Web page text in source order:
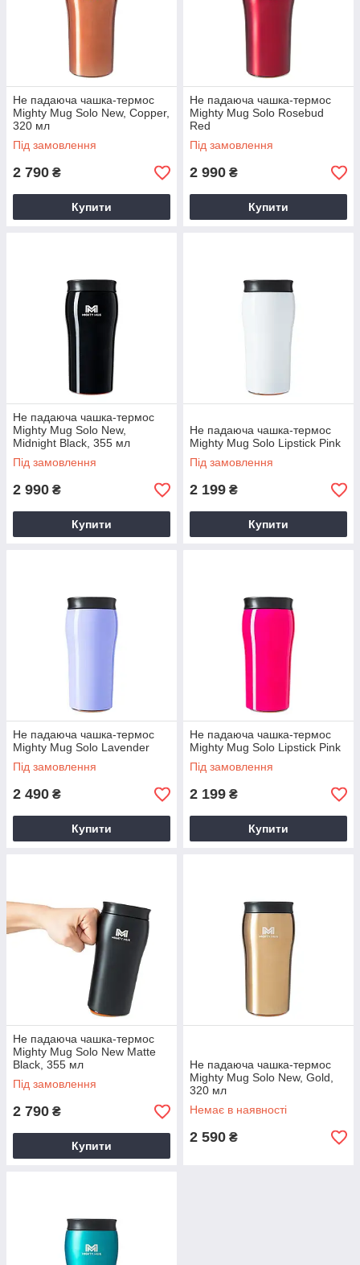
Не падаюча чашка-термос
Mighty Mug Solo New, Copper,
320 мл
Під замовлення
2 790 ₴
Купити
Не падаюча чашка-термос
Mighty Mug Solo Rosebud
Red
Під замовлення
2 990 ₴
Купити
Не падаюча чашка-термос
Mighty Mug Solo New,
Midnight Black, 355 мл
Під замовлення
2 990 ₴
Купити
Не падаюча чашка-термос
Mighty Mug Solo Lipstick Pink
Під замовлення
2 199 ₴
Купити
Не падаюча чашка-термос
Mighty Mug Solo Lavender
Під замовлення
2 490 ₴
Купити
Не падаюча чашка-термос
Mighty Mug Solo Lipstick Pink
Під замовлення
2 199 ₴
Купити
Не падаюча чашка-термос
Mighty Mug Solo New Matte
Black, 355 мл
Під замовлення
2 790 ₴
Купити
Не падаюча чашка-термос
Mighty Mug Solo New, Gold,
320 мл
Немає в наявності
2 590 ₴